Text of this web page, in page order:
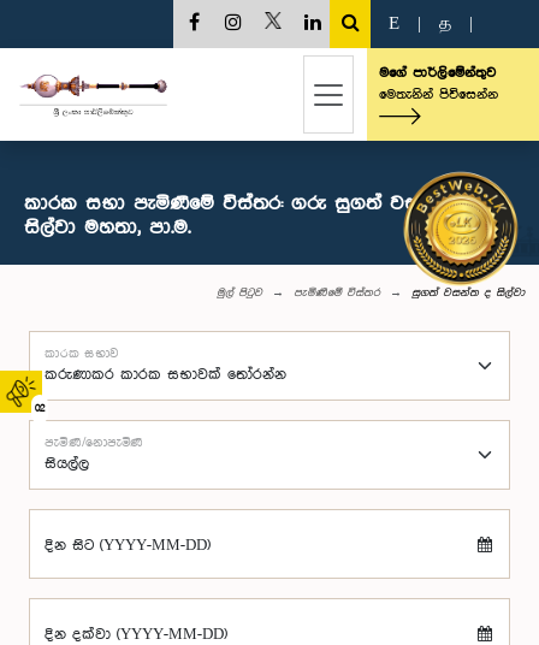
02
E த
මගේ පාර්ලිමේන්තුව
මෙතැනින් පිවිසෙන්න
කාරක සභා පැමිණීමේ විස්තර: ගරු සුගත් වසන්ත ද
සිල්වා මහතා, පා.ම.
මුල් පිටුව පැමිණීමේ විස්තර සුගත් වසන්ත ද සිල්වා
කාරක සභාව
පැමිණි/නොපැමිණි
දින සිට (YYYY-MM-DD)
දින දක්වා (YYYY-MM-DD)